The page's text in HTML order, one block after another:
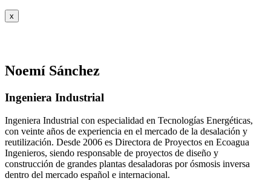
x
Noemí Sánchez
Ingeniera Industrial
Ingeniera Industrial con especialidad en Tecnologías Energéticas,
con veinte años de experiencia en el mercado de la desalación y
reutilización. Desde 2006 es Directora de Proyectos en Ecoagua
Ingenieros, siendo responsable de proyectos de diseño y
construcción de grandes plantas desaladoras por ósmosis inversa
dentro del mercado español e internacional.